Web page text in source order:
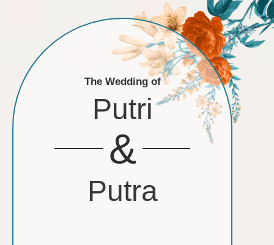
The Wedding of
Putri
&
Putra